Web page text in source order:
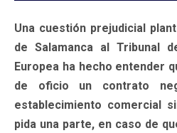
Una cuestión prejudicial
de Salamanca al Tribunal
Europea ha hecho entender
de oficio un contrato
establecimiento comercial
pida una parte, en caso de